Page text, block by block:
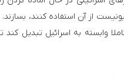
از آن استفاده کنند،
وابسته به اسرائیل تبدیل کند